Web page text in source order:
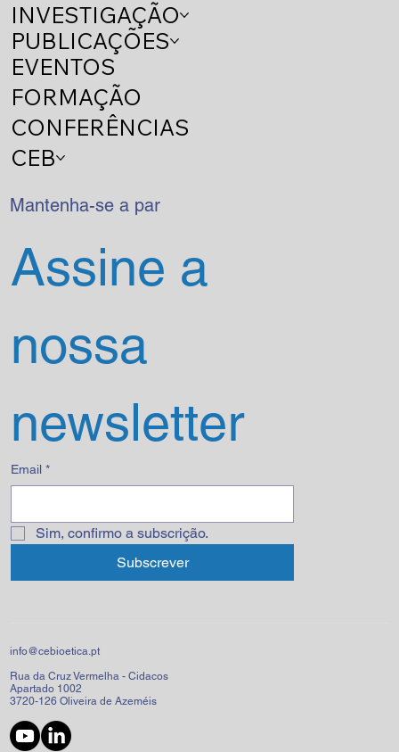
INVESTIGAÇÃO
PUBLICAÇÕES
EVENTOS
FORMAÇÃO
CONFERÊNCIAS
CEB
Mantenha-se a par
Assine a
nossa
newsletter
Email *
Sim, confirmo a subscrição.
Subscrever
info@cebioetica.pt
Rua da Cruz Vermelha - Cidacos
Apartado 1002
3720-126 Oliveira de Azeméis